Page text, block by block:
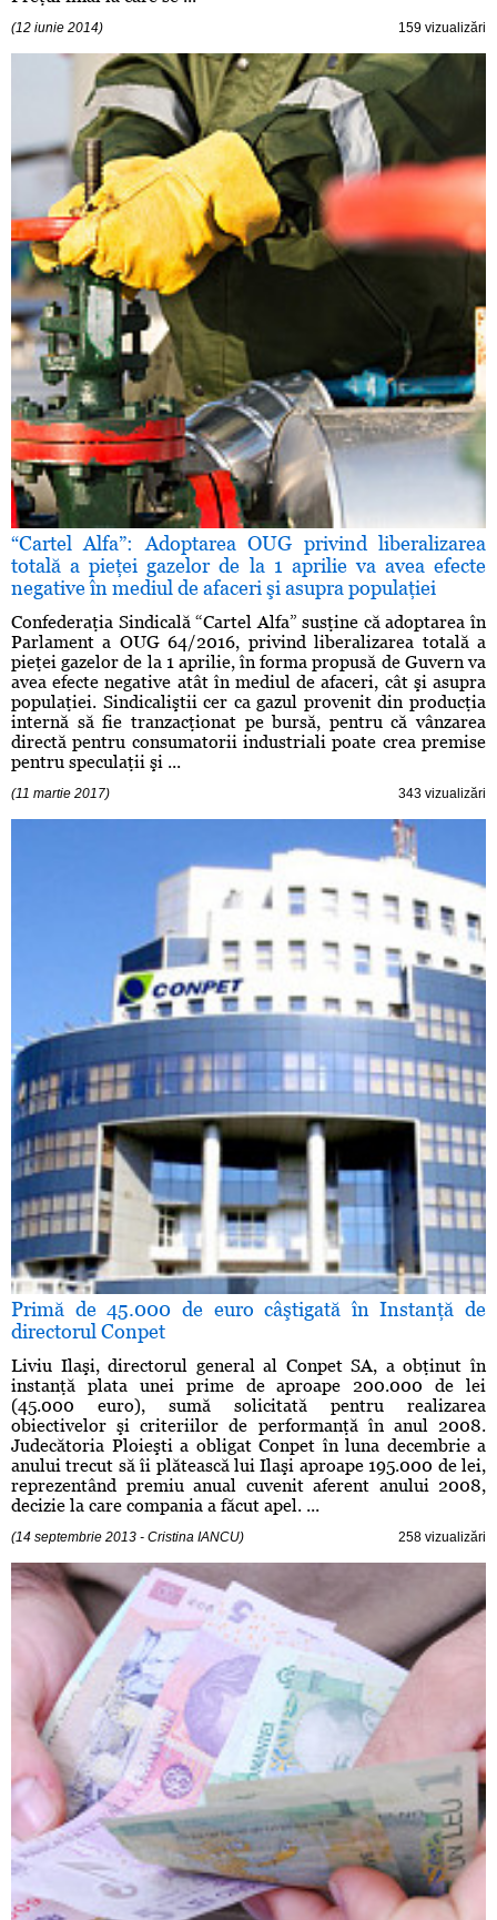
(12 iunie 2014) 159 vizualizări
“Cartel Alfa”: Adoptarea OUG privind liberalizarea
totală a pieţei gazelor de la 1 aprilie va avea efecte
negative în mediul de afaceri şi asupra populaţiei
Confederaţia Sindicală “Cartel Alfa” susţine că adoptarea în
Parlament a OUG 64/2016, privind liberalizarea totală a
pieţei gazelor de la 1 aprilie, în forma propusă de Guvern va
avea efecte negative atât în mediul de afaceri, cât şi asupra
populaţiei. Sindicaliştii cer ca gazul provenit din producţia
internă să fie tranzacţionat pe bursă, pentru că vânzarea
directă pentru consumatorii industriali poate crea premise
pentru speculaţii şi ...
(11 martie 2017) 343 vizualizări
Primă de 45.000 de euro câştigată în Instanţă de
directorul Conpet
Liviu Ilaşi, directorul general al Conpet SA, a obţinut în
instanţă plata unei prime de aproape 200.000 de lei
(45.000 euro), sumă solicitată pentru realizarea
obiectivelor şi criteriilor de performanţă în anul 2008.
Judecătoria Ploieşti a obligat Conpet în luna decembrie a
anului trecut să îi plătească lui Ilaşi aproape 195.000 de lei,
reprezentând premiu anual cuvenit aferent anului 2008,
decizie la care compania a făcut apel. ...
(14 septembrie 2013 - Cristina IANCU) 258 vizualizări